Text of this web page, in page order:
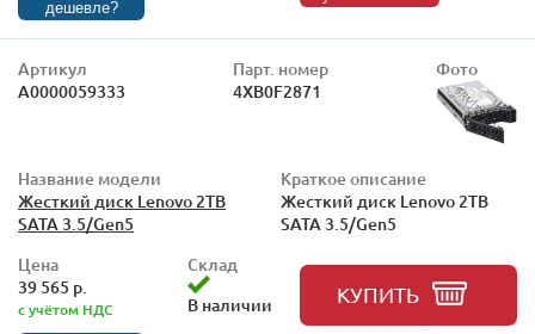
дешевле?
Артикул
А0000059333
Парт. номер
4XB0F2871
Фото
Название модели
Жесткий диск Lenovo 2TB
SATA 3.5/Gen5
Краткое описание
Жесткий диск Lenovo 2TB
SATA 3.5/Gen5
Цена
39 565 р.
с учётом НДС
Склад
В наличии
КУПИТЬ